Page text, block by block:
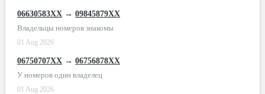
06630583XX → 09845879XX
Владельцы номеров знакомы
01 Aug 2026
06750707XX → 06756878XX
У номеров один владелец
01 Aug 2026